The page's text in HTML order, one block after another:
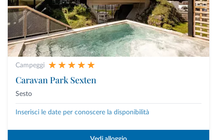
Campeggi
Caravan Park Sexten
Sesto
Inserisci le date per conoscere la disponibilità